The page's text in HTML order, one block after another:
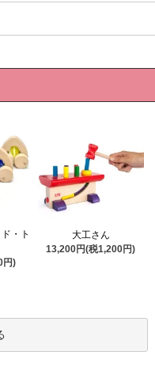
・ト
円)
大工さん
13,200円(税1,200円)